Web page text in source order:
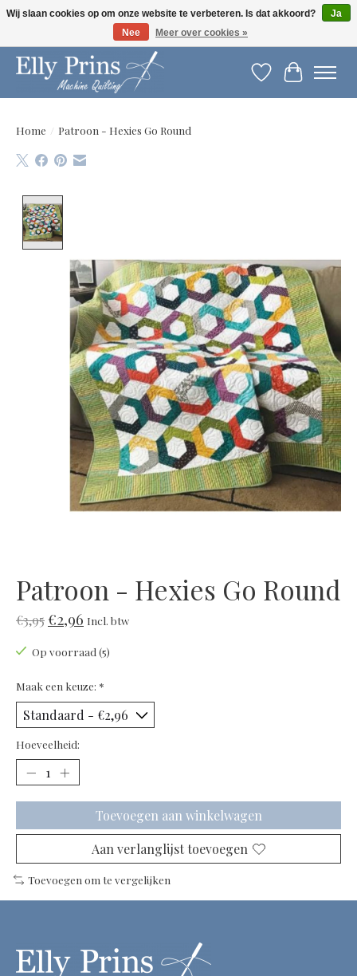
Let op: gewijzigde openingstijden!
Verlanglijst
Home / Patroon - Hexies Go Round
Patroon - Hexies Go Round
€3,95€2,96 Incl. btw
Op voorraad (5)
Maak een keuze: *
Hoeveelheid:
Toevoegen aan winkelwagen
Aan verlanglijst toevoegen
Toevoegen om te vergelijken
Wij slaan cookies op om onze website te verbeteren. Is dat akkoord?
Ja
Nee
Meer over cookies »